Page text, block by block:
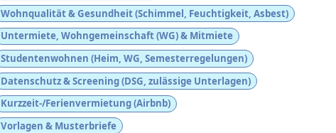
Wohnqualität & Gesundheit (Schimmel, Feuchtigkeit, Asbest)
Untermiete, Wohngemeinschaft (WG) & Mitmiete
Studentenwohnen (Heim, WG, Semesterregelungen)
Datenschutz & Screening (DSG, zulässige Unterlagen)
Kurzzeit-/Ferienvermietung (Airbnb)
Vorlagen & Musterbriefe